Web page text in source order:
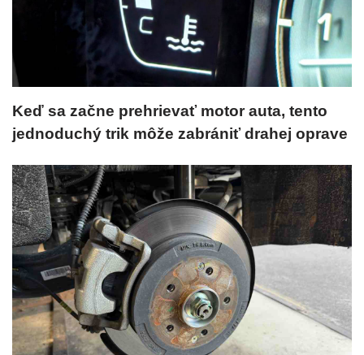
Keď sa začne prehrievať motor auta, tento
jednoduchý trik môže zabrániť drahej oprave